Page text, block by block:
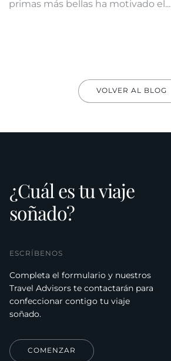
primas más bellas ha motivado el...
VOLVER AL BLOG
¿Cuál es tu viaje
soñado?
ESCRÍBENOS
Completa el formulario y nuestros
Travel Advisors te contactarán para
confeccionar contigo tu viaje
soñado.
COMENZAR